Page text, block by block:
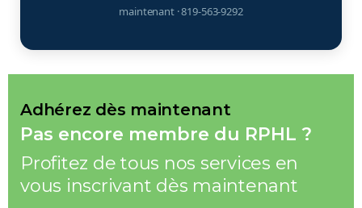
maintenant · 819-563-9292
Adhérez dès maintenant
Pas encore membre du RPHL ?
Profitez de tous nos services en
vous inscrivant dès maintenant